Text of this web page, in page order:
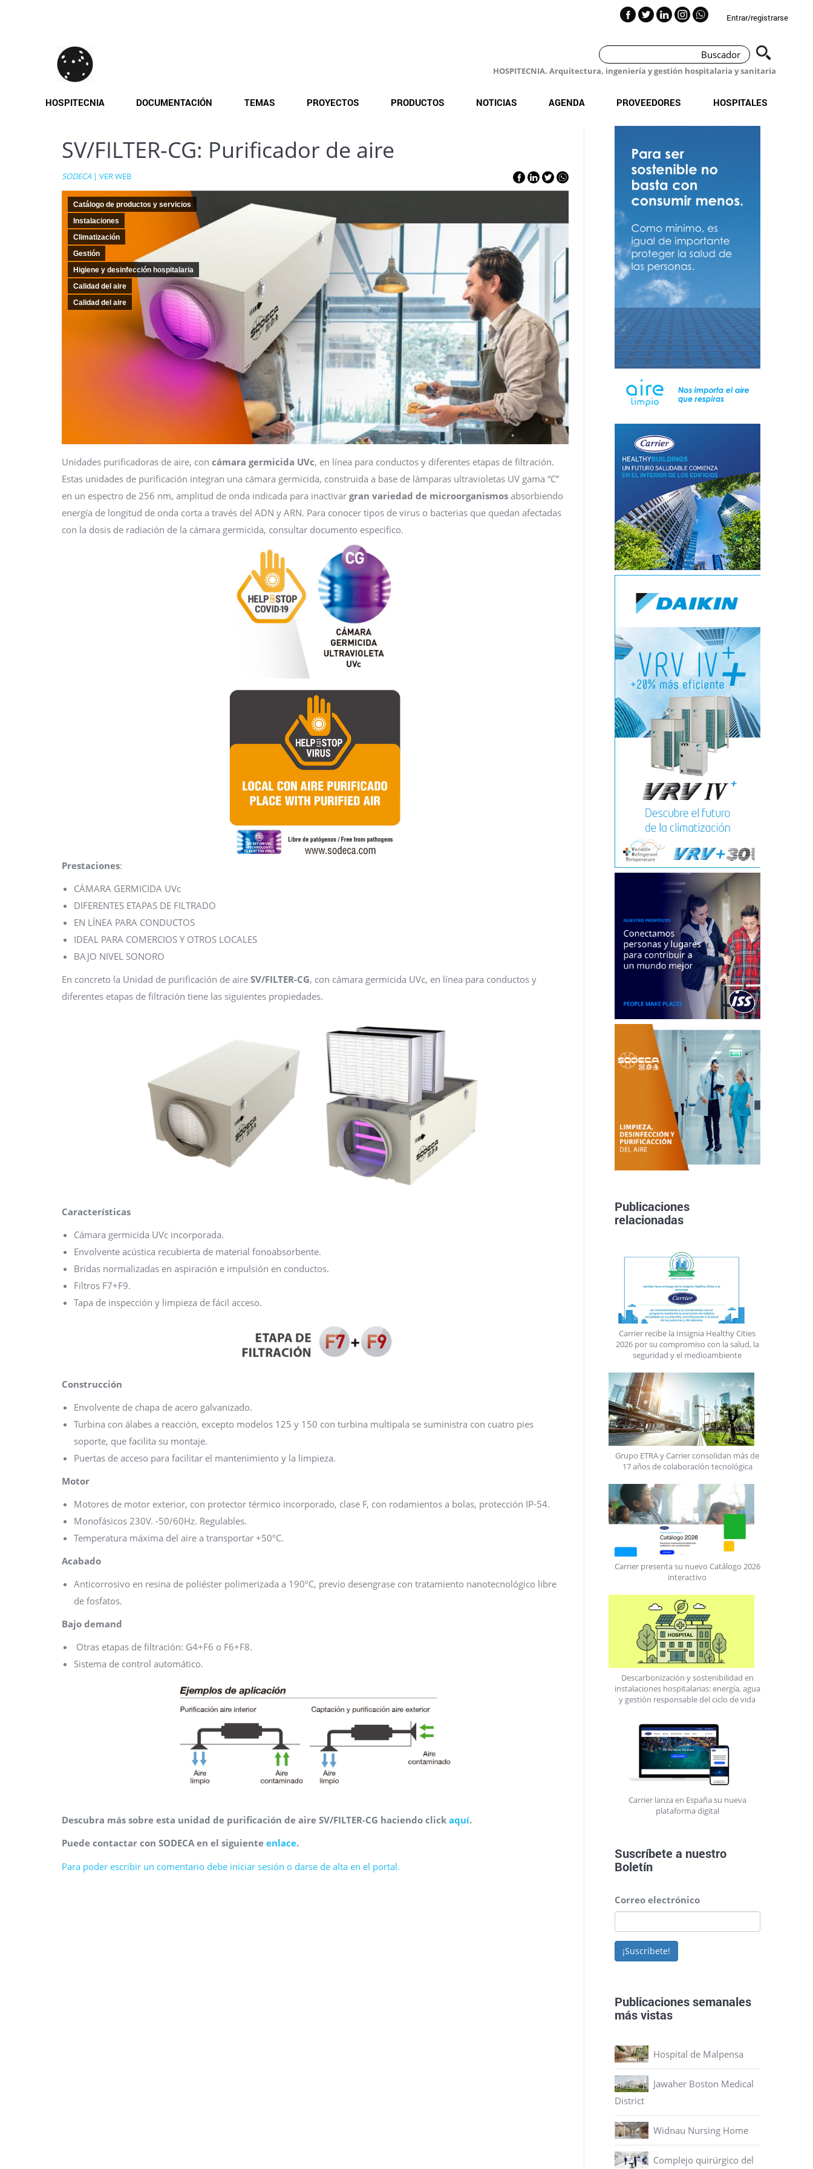
Entrar/registrarse
HOSPITECNIA. Arquitectura, ingeniería y gestión hospitalaria y sanitaria
HOSPITECNIA DOCUMENTACIÓN TEMAS PROYECTOS PRODUCTOS NOTICIAS AGENDA PROVEEDORES HOSPITALES
SV/FILTER-CG: Purificador de aire
SODECA| VER WEB
Catálogo de productos y servicios
Instalaciones
Climatización
Gestión
Higiene y desinfección hospitalaria
Calidad del aire
Calidad del aire
Unidades purificadoras de aire, con cámara germicida UVc, en línea para conductos y diferentes etapas de filtración.
Estas unidades de purificación integran una cámara germicida, construida a base de lámparas ultravioletas UV gama “C”
en un espectro de 256 nm, amplitud de onda indicada para inactivar gran variedad de microorganismos absorbiendo
energía de longitud de onda corta a través del ADN y ARN. Para conocer tipos de virus o bacterias que quedan afectadas
con la dosis de radiación de la cámara germicida, consultar documento especifico.
Prestaciones:
CÁMARA GERMICIDA UVc
DIFERENTES ETAPAS DE FILTRADO
EN LÍNEA PARA CONDUCTOS
IDEAL PARA COMERCIOS Y OTROS LOCALES
BAJO NIVEL SONORO
En concreto la Unidad de purificación de aire SV/FILTER-CG, con cámara germicida UVc, en línea para conductos y
diferentes etapas de filtración tiene las siguientes propiedades.
Características
Cámara germicida UVc incorporada.
Envolvente acústica recubierta de material fonoabsorbente.
Bridas normalizadas en aspiración e impulsión en conductos.
Filtros F7+F9.
Tapa de inspección y limpieza de fácil acceso.
Construcción
Envolvente de chapa de acero galvanizado.
Turbina con álabes a reacción, excepto modelos 125 y 150 con turbina multipala se suministra con cuatro pies
soporte, que facilita su montaje.
Puertas de acceso para facilitar el mantenimiento y la limpieza.
Motor
Motores de motor exterior, con protector térmico incorporado, clase F, con rodamientos a bolas, protección IP-54.
Monofásicos 230V. -50/60Hz. Regulables.
Temperatura máxima del aire a transportar +50ºC.
Acabado
Anticorrosivo en resina de poliéster polimerizada a 190ºC, previo desengrase con tratamiento nanotecnológico libre
de fosfatos.
Bajo demand
Otras etapas de filtración: G4+F6 o F6+F8.
Sistema de control automático.
Descubra más sobre esta unidad de purificación de aire SV/FILTER-CG haciendo click aquí.
Puede contactar con SODECA en el siguiente enlace.
Para poder escribir un comentario debe iniciar sesión o darse de alta en el portal.
Publicaciones
relacionadas
Carrier recibe la Insignia Healthy Cities
2026 por su compromiso con la salud, la
seguridad y el medioambiente
Grupo ETRA y Carrier consolidan más de
17 años de colaboración tecnológica
Carrier presenta su nuevo Catálogo 2026
interactivo
Descarbonización y sostenibilidad en
instalaciones hospitalarias: energía, agua
y gestión responsable del ciclo de vida
Carrier lanza en España su nueva
plataforma digital
Suscríbete a nuestro
Boletín
Correo electrónico
¡Suscríbete!
Publicaciones semanales
más vistas
Hospital de Malpensa
Jawaher Boston Medical
District
Widnau Nursing Home
Complejo quirúrgico del